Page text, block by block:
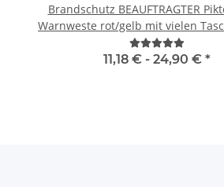
Brandschutz BEAUFTRAGTER
Warnweste rot/gelb mit vielen
"BRAND22 Linie"
11,18 € - 24,90 € *